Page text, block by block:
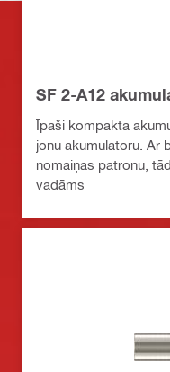
SF 2-A12
Īpaši kompakta
jonu akumulatoru. Ar
nomaiņas patronu,
vadāms